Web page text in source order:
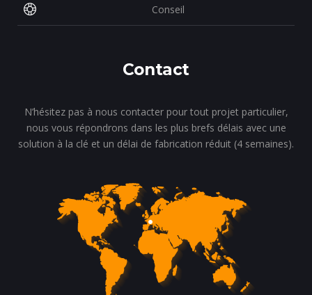
Conseil
Contact
N’hésitez pas à nous contacter pour tout projet particulier,
nous vous répondrons dans les plus brefs délais avec une
solution à la clé et un délai de fabrication réduit (4 semaines).